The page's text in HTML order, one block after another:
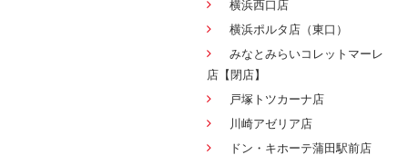
横浜西口店
横浜ポルタ店（東口）
みなとみらいコレットマーレ
店【閉店】
戸塚トツカーナ店
川崎アゼリア店
ドン・キホーテ蒲田駅前店